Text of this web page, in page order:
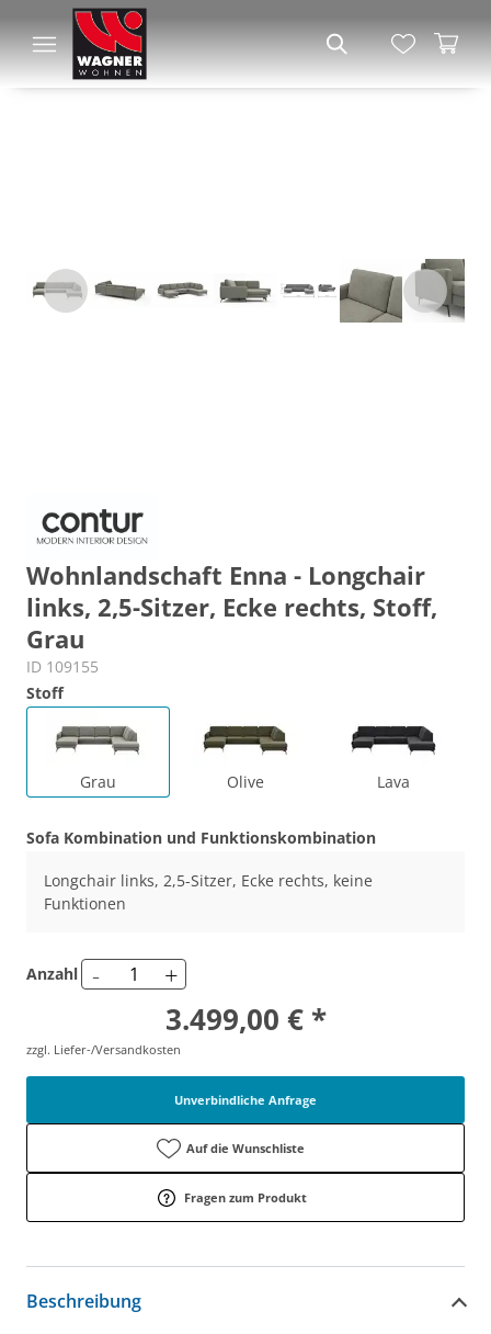
Wohnlandschaft Enna - Longchair
links, 2,5-Sitzer, Ecke rechts, Stoff,
Grau
ID 109155
Stoff
Grau Olive Lava
Sofa Kombination und Funktionskombination
Longchair links, 2,5-Sitzer, Ecke rechts, keine
Funktionen
Anzahl - +
3.499,00 € *
zzgl. Liefer-/Versandkosten
Unverbindliche Anfrage
Auf die Wunschliste
Fragen zum Produkt
Beschreibung